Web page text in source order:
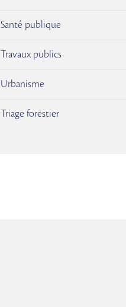
Santé publique
Travaux publics
Urbanisme
Triage forestier